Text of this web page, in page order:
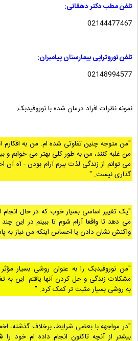
تلفن مطب دکتر دهقانی:
02144477467
تلفن نوروتراپی بیمارستان پیامبران:
02148994577
نمونه نظرات افراد درمان شده با نوروفیدبک:
"من متوجه چنین تفاوتی شده ام. من به افکارم
من غلبه کنند، من به طور کلی بهتر می خوابم
می توانم از زندگی لذت ببرم آرام بودن - آه
گذاری نیست. "
"یک تغییر اساسی بسیار خوب که در حال
می دهد تا واقعا آرام شوم تا ببینم در این
واکنش نشان دادن یا احساس اینکه من نیاز به
"من نوروفیدبک را به عنوان روشی بسیار
مشکلات زندگی و حل کردن آنها یافتم. این
به روشی بسیار مثبت تر کمک کرد. "
"در مواجهه با بعضی شرایط، برخلاف گذشته،
بیشتر از آنچه تاکنون انجام داده ام خود را